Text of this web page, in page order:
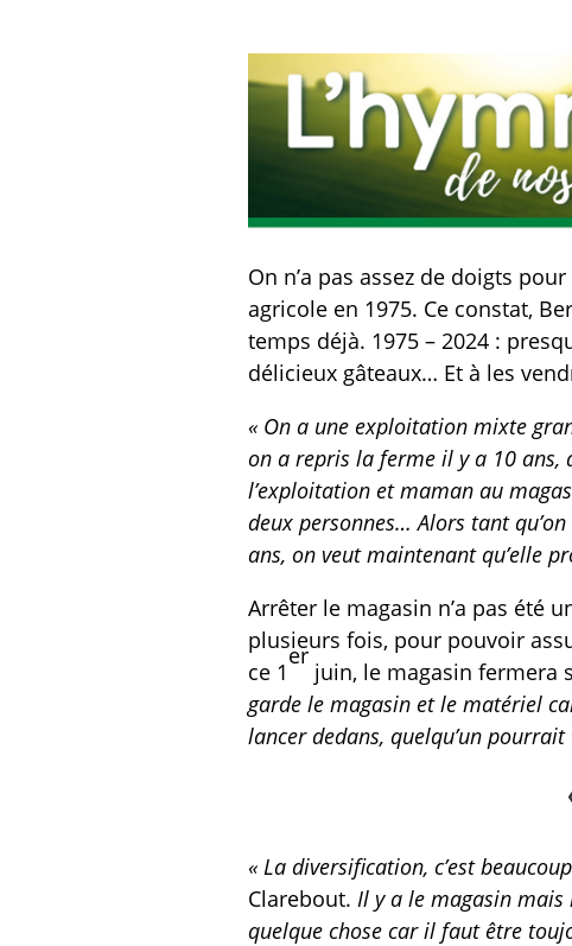
On n’a pas assez de doigts
agricole en 1975. Ce constat,
temps déjà. 1975 – 2024 :
délicieux gâteaux… Et à les
« On a une exploitation mixte
on a repris la ferme il y a 10 ans,
l’exploitation et maman au
deux personnes… Alors tant
ans, on veut maintenant qu’elle
Arrêter le magasin n’a pas été
plusieurs fois, pour pouvoir
ce 1
er
juin, le magasin fermera
garde le magasin et le matériel
lancer dedans, quelqu’un
« La diversification, c’est
Clarebout.Il y a le magasin
quelque chose car il faut être